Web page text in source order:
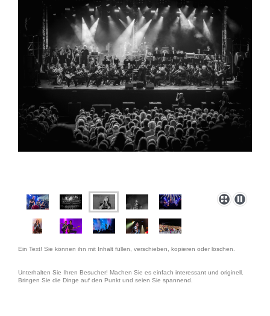
Ein Text! Sie können ihn mit Inhalt füllen, verschieben, kopieren oder löschen.
Unterhalten Sie Ihren Besucher! Machen Sie es einfach interessant und originell.
Bringen Sie die Dinge auf den Punkt und seien Sie spannend.